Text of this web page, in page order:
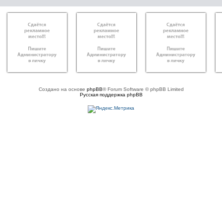
Создано на основе phpBB® Forum Software © phpBB Limited
Русская поддержка phpBB